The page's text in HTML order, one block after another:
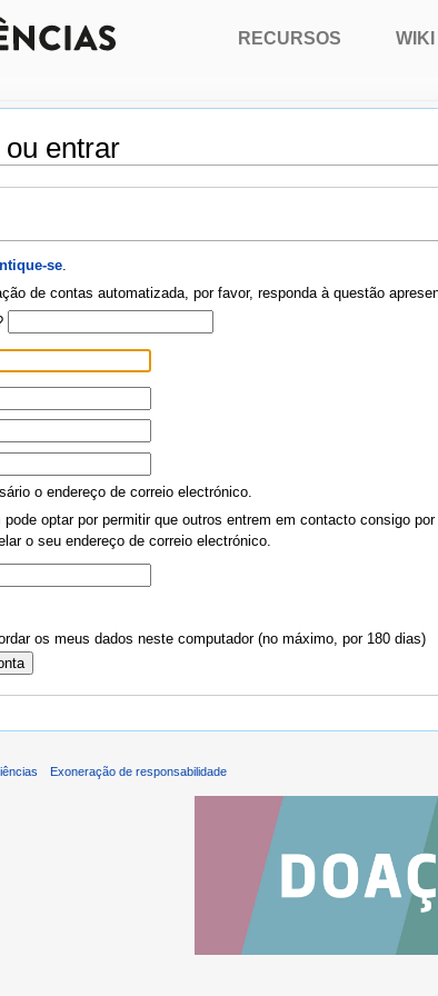
entrar
se.
de contas automatizada, por favor, responda à questão
o endereço de correio electrónico.
pode optar por permitir que outros entrem em contacto consigo
o seu endereço de correio electrónico.
os meus dados neste computador (no máximo, por 180 dias)
RECURSOS WIKI
Exoneração de responsabilidade